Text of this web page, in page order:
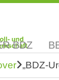
BDZ
„BDZ-